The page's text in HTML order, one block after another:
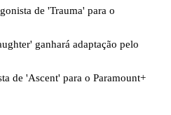
de 'Trauma' para o
ganhará adaptação pelo
de 'Ascent' para o Paramount+